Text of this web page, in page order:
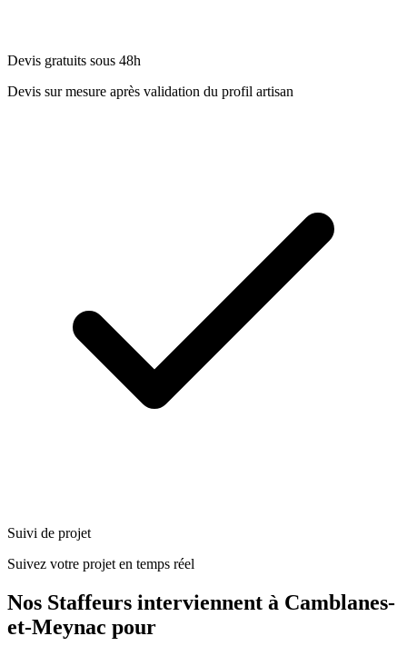
Devis gratuits sous 48h
Devis sur mesure après validation du profil artisan
Suivi de projet
Suivez votre projet en temps réel
Nos Staffeurs interviennent à Camblanes-
et-Meynac pour